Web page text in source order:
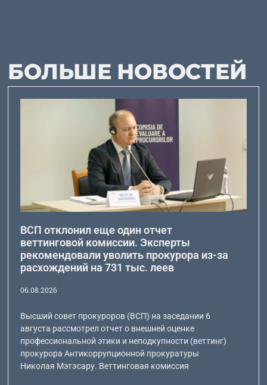
БОЛЬШЕ НОВОСТЕЙ
ВСП отклонил еще один отчет
веттинговой комиссии. Эксперты
рекомендовали уволить прокурора из-за
расхождений на 731 тыс. леев
06.08.2026
Высший совет прокуроров (ВСП) на заседании 6
августа рассмотрел отчет о внешней оценке
профессиональной этики и неподкупности (веттинг)
прокурора Антикоррупционной прокуратуры
Николая Мэтэсару. Веттинговая комиссия